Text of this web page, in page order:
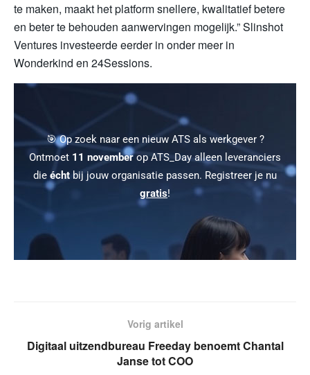
te maken, maakt het platform snellere, kwalitatief betere
en beter te behouden aanwervingen mogelijk.” Slinshot
Ventures investeerde eerder in onder meer in
Wonderkind en 24Sessions.
🎯 Op zoek naar een nieuw ATS als werkgever ?
Ontmoet 11 novemberop ATS_Day alleen leveranciers
die écht bij jouw organisatie passen. Registreer je nu
gratis!
Vorig artikel
Digitaal uitzendbureau Freeday benoemt Chantal
Janse tot COO